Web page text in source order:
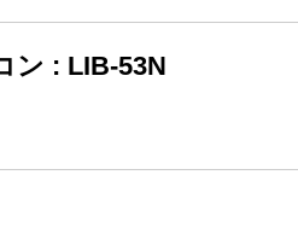
ン : LIB-53N